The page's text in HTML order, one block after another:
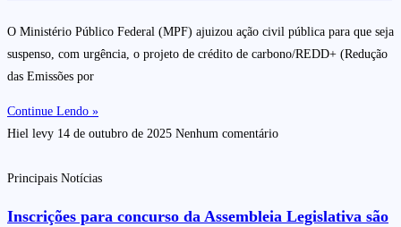
O Ministério Público Federal (MPF) ajuizou ação civil pública para que seja
suspenso, com urgência, o projeto de crédito de carbono/REDD+ (Redução
das Emissões por
Continue Lendo »
Hiel levy 14 de outubro de 2025 Nenhum comentário
Principais Notícias
Inscrições para concurso da Assembleia Legislativa são